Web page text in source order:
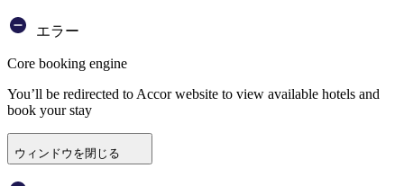
エラー
Core booking engine
You’ll be redirected to Accor website to view available hotels and
book your stay
ウィンドウを閉じる